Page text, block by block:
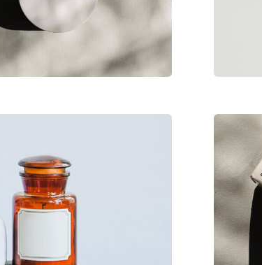
Launch
consectetur adipiscing.